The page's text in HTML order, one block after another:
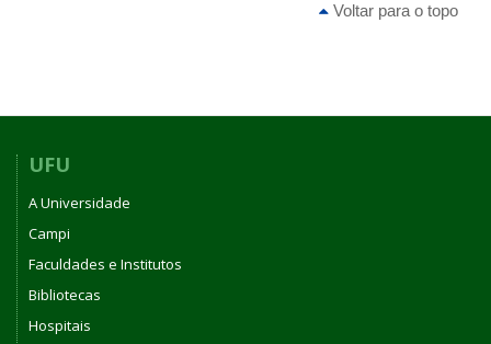
Voltar para o topo
UFU
A Universidade
Campi
Faculdades e Institutos
Bibliotecas
Hospitais